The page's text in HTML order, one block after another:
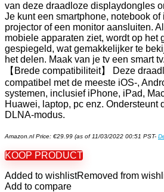
van deze draadloze displaydongles
Je kunt een smartphone, notebook of
projector of een monitor aansluiten.
mobiele apparaten ziet, wordt op het
gespiegeld, wat gemakkelijker te
het delen. Maak van je tv een smart tv.
【Brede compatibiliteit】 Deze
compatibel met de meeste iOS-,
systemen, inclusief iPhone, iPad,
Huawei, laptop, pc enz. Ondersteunt
DLNA-modus.
Amazon.nl Price: €29.99 (as of 11/03/2022 00:51 PST-
KOOP PRODUCT
Added to wishlistRemoved from
Add to compare